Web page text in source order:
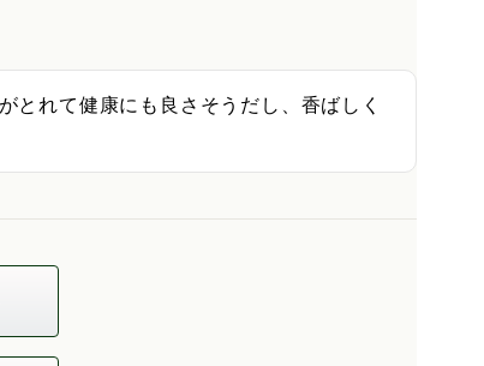
とれて健康にも良さそうだし、香ばしく